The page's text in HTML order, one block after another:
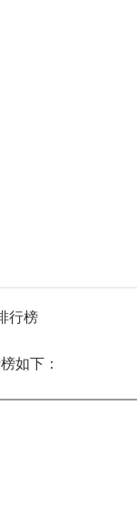
行榜
如下：